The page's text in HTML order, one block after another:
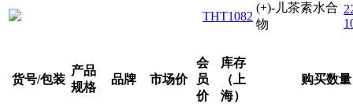
THT1082
(+)-儿茶素水合
物
货号/包装
产品
规格
品牌 市场价
会
员
价
库存
（上
海）
购买数量